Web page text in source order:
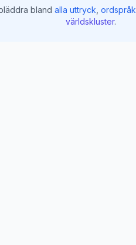
bland alla uttryck ordspråk
världskluster.